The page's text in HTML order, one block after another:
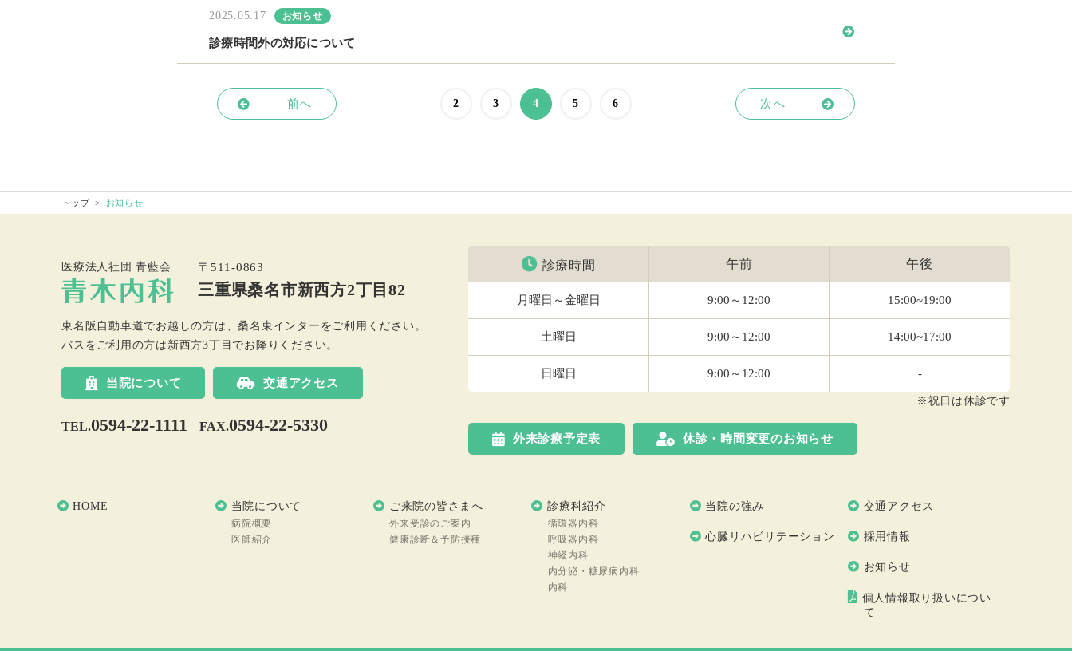
2025.05.17 お知らせ
診療時間外の対応について
前へ 2 3 4 5 6 次へ
トップ お知らせ
医療法人社団 青藍会 〒511-0863
三重県桑名市新西方2丁目82
東名阪自動車道でお越しの方は、桑名東インターをご利用ください。
バスをご利用の方は新西方3丁目でお降りください。
当院について 交通アクセス
TEL.0594-22-1111 FAX.0594-22-5330
診療時間 午前 午後
月曜日～金曜日 9:00～12:00 15:00~19:00
土曜日 9:00～12:00 14:00~17:00
日曜日 9:00～12:00 -
※祝日は休診です
外来診療予定表 休診・時間変更のお知らせ
HOME 当院について
病院概要
医師紹介
ご来院の皆さまへ
外来受診のご案内
健康診断＆予防接種
診療科紹介
循環器内科
呼吸器内科
神経内科
内分泌・糖尿病内科
内科
当院の強み
心臓リハビリテーション
交通アクセス
採用情報
お知らせ
個人情報取り扱いについ
て